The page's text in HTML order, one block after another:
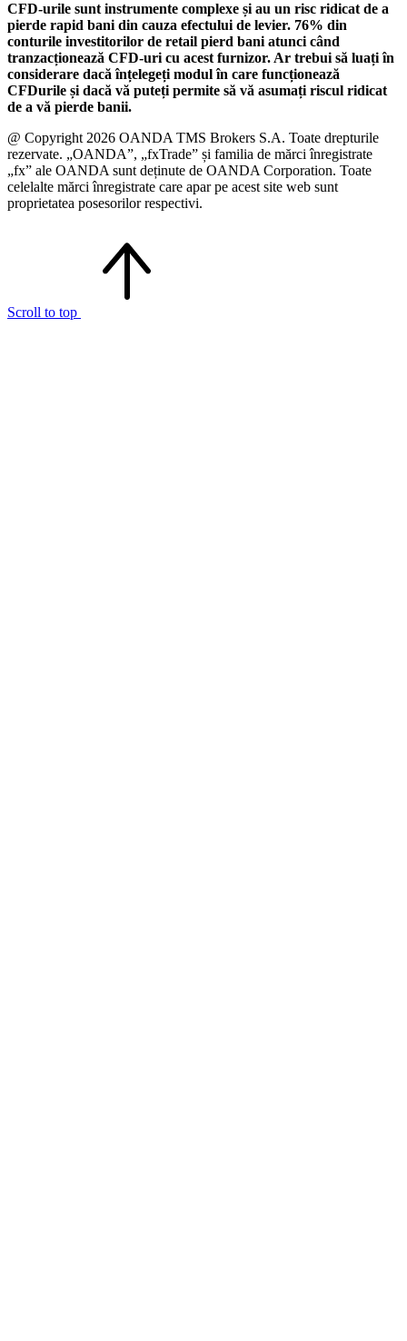
CFD-urile sunt instrumente complexe și au un risc ridicat de a
pierde rapid bani din cauza efectului de levier. 76% din
conturile investitorilor de retail pierd bani atunci când
tranzacționează CFD-uri cu acest furnizor. Ar trebui să luați în
considerare dacă înțelegeți modul în care funcționează
CFDurile și dacă vă puteți permite să vă asumați riscul ridicat
de a vă pierde banii.
@ Copyright 2026 OANDA TMS Brokers S.A. Toate drepturile
rezervate. „OANDA”, „fxTrade” și familia de mărci înregistrate
„fx” ale OANDA sunt deținute de OANDA Corporation. Toate
celelalte mărci înregistrate care apar pe acest site web sunt
proprietatea posesorilor respectivi.
Scroll to top